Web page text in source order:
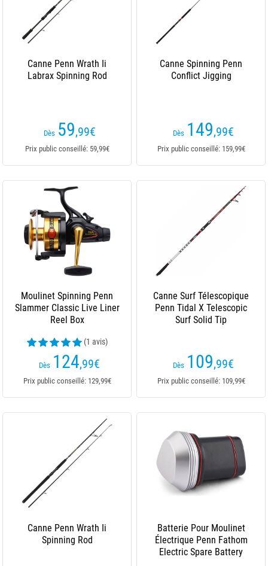
Canne Penn Wrath Ii
Labrax Spinning Rod
Dès 59,99€
Prix public conseillé: 59,99€
Canne Spinning Penn
Conflict Jigging
Dès 149,99€
Prix public conseillé: 159,99€
Moulinet Spinning Penn
Slammer Classic Live Liner
Reel Box
(1 avis)
Dès 124,99€
Prix public conseillé: 129,99€
Canne Surf Télescopique
Penn Tidal X Telescopic
Surf Solid Tip
Dès 109,99€
Prix public conseillé: 109,99€
Canne Penn Wrath Ii
Spinning Rod
Batterie Pour Moulinet
Électrique Penn Fathom
Electric Spare Battery